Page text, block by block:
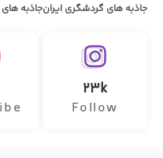
جاذبه های گردشگری ایرانجاذبه
23k
Follow